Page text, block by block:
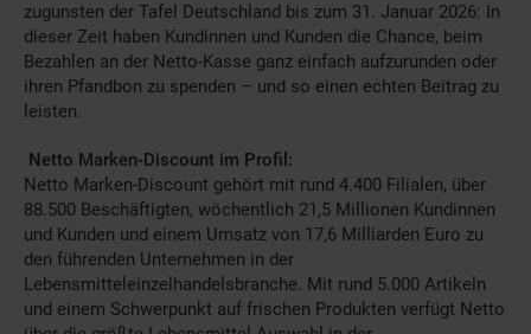
zugunsten der Tafel Deutschland bis zum 31. Januar 2026: In
dieser Zeit haben Kundinnen und Kunden die Chance, beim
Bezahlen an der Netto-Kasse ganz einfach aufzurunden oder
ihren Pfandbon zu spenden – und so einen echten Beitrag zu
leisten.
Netto Marken-Discount im Profil:
Netto Marken-Discount gehört mit rund 4.400 Filialen, über
88.500 Beschäftigten, wöchentlich 21,5 Millionen Kundinnen
und Kunden und einem Umsatz von 17,6 Milliarden Euro zu
den führenden Unternehmen in der
Lebensmitteleinzelhandelsbranche. Mit rund 5.000 Artikeln
und einem Schwerpunkt auf frischen Produkten verfügt Netto